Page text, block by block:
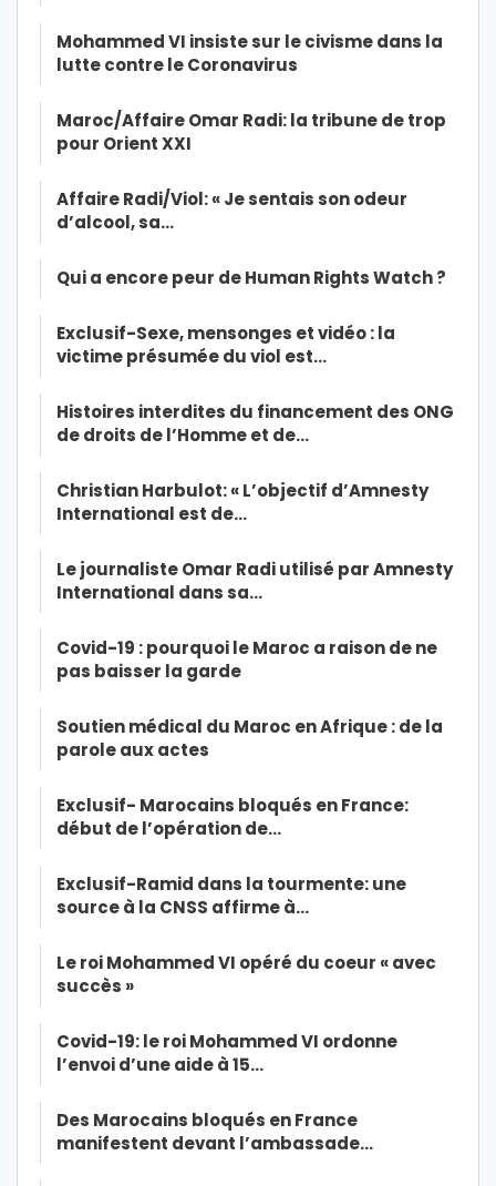
Mohammed VI insiste sur le civisme dans la
lutte contre le Coronavirus
Maroc/Affaire Omar Radi: la tribune de trop
pour Orient XXI
Affaire Radi/Viol: « Je sentais son odeur
d’alcool, sa…
Qui a encore peur de Human Rights Watch ?
Exclusif-Sexe, mensonges et vidéo : la
victime présumée du viol est…
Histoires interdites du financement des ONG
de droits de l’Homme et de…
Christian Harbulot: « L’objectif d’Amnesty
International est de…
Le journaliste Omar Radi utilisé par Amnesty
International dans sa…
Covid-19 : pourquoi le Maroc a raison de ne
pas baisser la garde
Soutien médical du Maroc en Afrique : de la
parole aux actes
Exclusif- Marocains bloqués en France:
début de l’opération de…
Exclusif-Ramid dans la tourmente: une
source à la CNSS affirme à…
Le roi Mohammed VI opéré du coeur « avec
succès »
Covid-19: le roi Mohammed VI ordonne
l’envoi d’une aide à 15…
Des Marocains bloqués en France
manifestent devant l’ambassade…